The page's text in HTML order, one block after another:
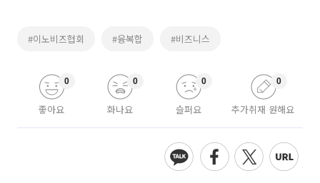
#이노비즈협회 #융복합 #비즈니스
좋아요
0
화나요
0
슬퍼요
0
추가취재 원해요
0